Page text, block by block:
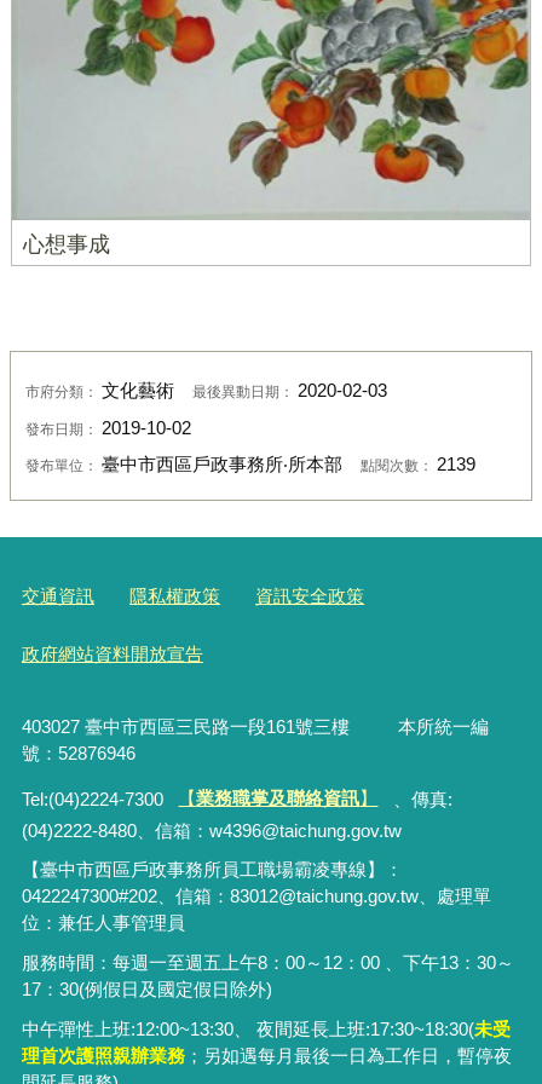
心想事成
市府分類： 文化藝術 最後異動日期： 2020-02-03
發布日期： 2019-10-02
發布單位： 臺中市西區戶政事務所‧所本部 點閱次數： 2139
交通資訊 隱私權政策 資訊安全政策
政府網站資料開放宣告
403027 臺中市西區三民路一段161號三樓 本所統一編
號：52876946
Tel:(04)2224-7300 【業務職掌及聯絡資訊】
、傳真:
(04)2222-8480、 信箱： w4396@taichung.gov.tw
【臺中市西區戶政事務所員工職場霸凌專線】：
0422247300#202、信箱：83012@taichung.gov.tw、處理單
位：兼任人事管理員
服務時間：每週一至週五上午8：00～12：00 、下午13：30～
17：30(例假日及國定假日除外)
中午彈性上班:12:00~13:30、 夜間延長上班:17:30~18:30(未受
理首次護照親辦業務； 另如遇每月最後一日為工作日，暫停夜